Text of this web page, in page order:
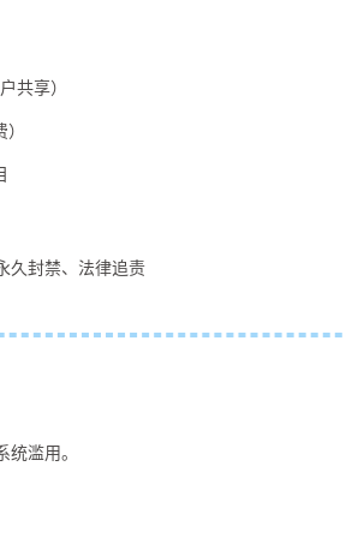
共享）
久封禁、法律追责
滥用。